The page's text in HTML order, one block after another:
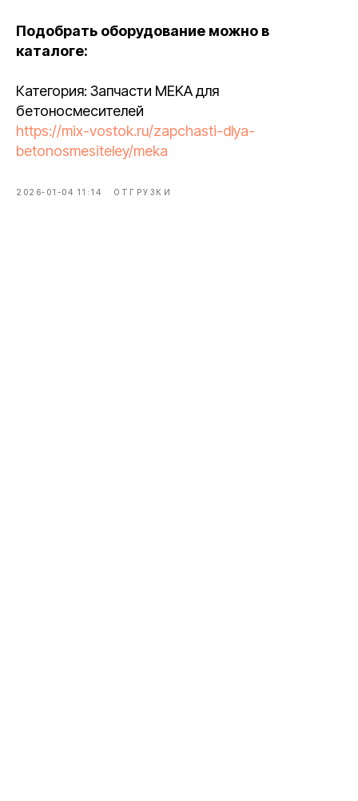
Подобрать оборудование можно в
каталоге:
Категория: Запчасти MEKA для
бетоносмесителей
https://mix-vostok.ru/zapchasti-dlya-
betonosmesiteley/meka
2026-01-04 11:14 ОТГРУЗКИ